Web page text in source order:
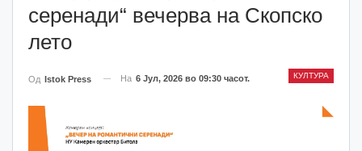
серенади“ вечерва на Скопско
лето
КУЛТУРА
Од Istok Press На 6 Јул, 2026 во 09:30 часот.